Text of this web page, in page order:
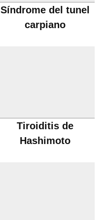
Síndrome del tunel
carpiano
Tiroiditis de
Hashimoto